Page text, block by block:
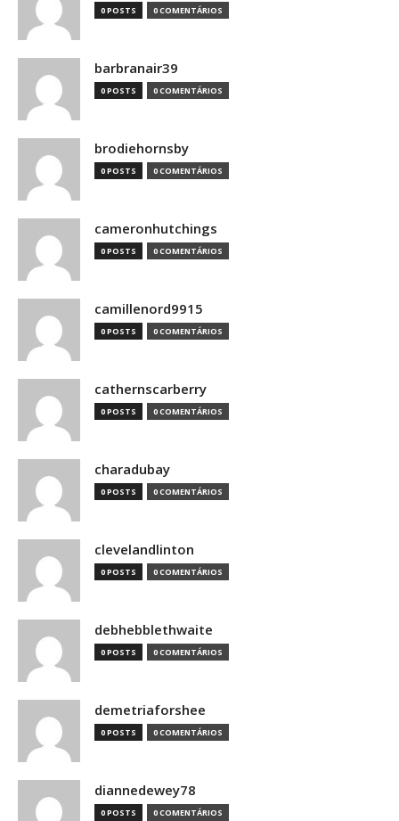
0 POSTS 0 COMENTÁRIOS
barbranair39
0 POSTS 0 COMENTÁRIOS
brodiehornsby
0 POSTS 0 COMENTÁRIOS
cameronhutchings
0 POSTS 0 COMENTÁRIOS
camillenord9915
0 POSTS 0 COMENTÁRIOS
cathernscarberry
0 POSTS 0 COMENTÁRIOS
charadubay
0 POSTS 0 COMENTÁRIOS
clevelandlinton
0 POSTS 0 COMENTÁRIOS
debhebblethwaite
0 POSTS 0 COMENTÁRIOS
demetriaforshee
0 POSTS 0 COMENTÁRIOS
diannedewey78
0 POSTS 0 COMENTÁRIOS